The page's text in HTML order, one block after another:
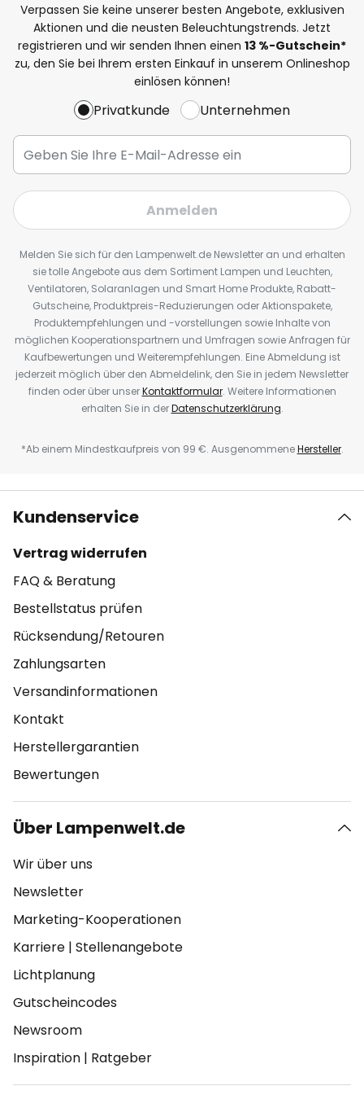
Verpassen Sie keine unserer besten Angebote, exklusiven
Aktionen und die neusten Beleuchtungstrends. Jetzt
registrieren und wir senden Ihnen einen 13 %-Gutschein*
zu, den Sie bei Ihrem ersten Einkauf in unserem Onlineshop
einlösen können!
Privatkunde Unternehmen
Anmelden
Melden Sie sich für den Lampenwelt.de Newsletter an und erhalten
sie tolle Angebote aus dem Sortiment Lampen und Leuchten,
Ventilatoren, Solaranlagen und Smart Home Produkte, Rabatt-
Gutscheine, Produktpreis-Reduzierungen oder Aktionspakete,
Produktempfehlungen und -vorstellungen sowie Inhalte von
möglichen Kooperationspartnern und Umfragen sowie Anfragen für
Kaufbewertungen und Weiterempfehlungen. Eine Abmeldung ist
jederzeit möglich über den Abmeldelink, den Sie in jedem Newsletter
finden oder über unserKontaktformular. Weitere Informationen
erhalten Sie in derDatenschutzerklärung.
*Ab einem Mindestkaufpreis von 99 €. AusgenommeneHersteller.
Kundenservice
Vertrag widerrufen
FAQ & Beratung
Bestellstatus prüfen
Rücksendung/Retouren
Zahlungsarten
Versandinformationen
Kontakt
Herstellergarantien
Bewertungen
Über Lampenwelt.de
Wir über uns
Newsletter
Marketing-Kooperationen
Karriere | Stellenangebote
Lichtplanung
Gutscheincodes
Newsroom
Inspiration | Ratgeber